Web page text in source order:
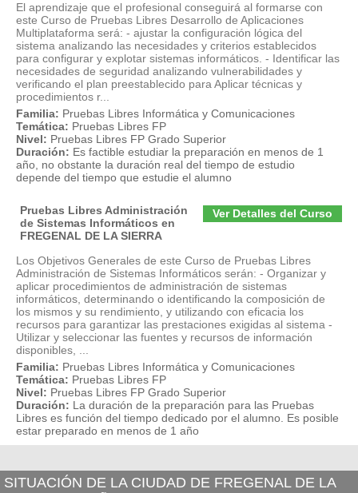
El aprendizaje que el profesional conseguirá al formarse con
este Curso de Pruebas Libres Desarrollo de Aplicaciones
Multiplataforma será: - ajustar la configuración lógica del
sistema analizando las necesidades y criterios establecidos
para configurar y explotar sistemas informáticos. - Identificar las
necesidades de seguridad analizando vulnerabilidades y
verificando el plan preestablecido para Aplicar técnicas y
procedimientos r...
Familia: Pruebas Libres Informática y Comunicaciones
Temática: Pruebas Libres FP
Nivel: Pruebas Libres FP Grado Superior
Duración: Es factible estudiar la preparación en menos de 1
año, no obstante la duración real del tiempo de estudio
depende del tiempo que estudie el alumno
Ver Detalles del Curso
Pruebas Libres Administración
de Sistemas Informáticos en
FREGENAL DE LA SIERRA
Los Objetivos Generales de este Curso de Pruebas Libres
Administración de Sistemas Informáticos serán: - Organizar y
aplicar procedimientos de administración de sistemas
informáticos, determinando o identificando la composición de
los mismos y su rendimiento, y utilizando con eficacia los
recursos para garantizar las prestaciones exigidas al sistema -
Utilizar y seleccionar las fuentes y recursos de información
disponibles, ...
Familia: Pruebas Libres Informática y Comunicaciones
Temática: Pruebas Libres FP
Nivel: Pruebas Libres FP Grado Superior
Duración: La duración de la preparación para las Pruebas
Libres es función del tiempo dedicado por el alumno. Es posible
estar preparado en menos de 1 año
SITUACIÓN DE LA CIUDAD DE FREGENAL DE LA